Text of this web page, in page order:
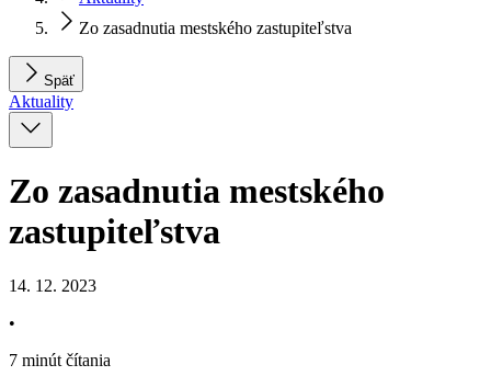
Zo zasadnutia mestského zastupiteľstva
Späť
Aktuality
Zo zasadnutia mestského
zastupiteľstva
14. 12. 2023
•
7 minút čítania